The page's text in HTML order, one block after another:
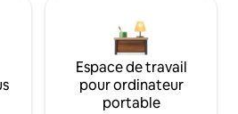
Espace de travail
pour ordinateur
portable